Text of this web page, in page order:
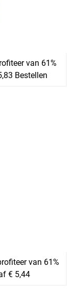
van 61%
Bestellen
van 61%
€ 5,44